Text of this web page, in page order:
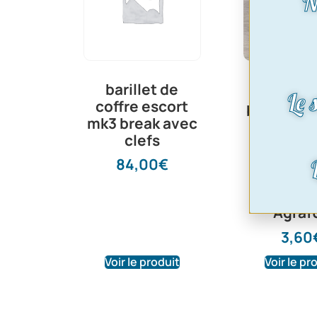
barillet de
coffre escort
mk3 break avec
clefs
84,00€
Voir le produit
barre de
Sierra,
3,60
Voir le
Le